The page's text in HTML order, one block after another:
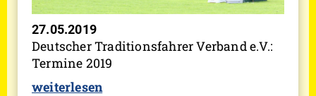
27.05.2019
Deutscher Traditionsfahrer Verband e.V.:
Termine 2019
weiterlesen